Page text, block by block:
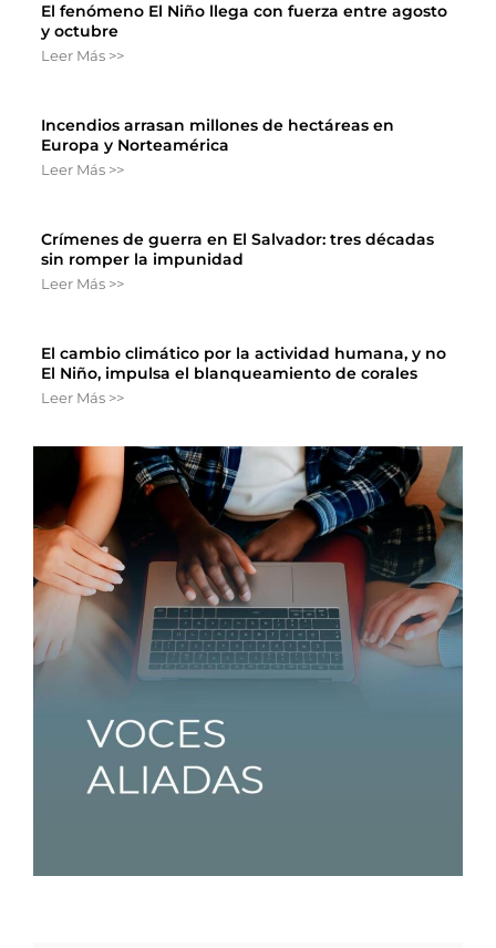
El fenómeno El Niño llega con fuerza entre agosto
y octubre
Leer Más >>
Incendios arrasan millones de hectáreas en
Europa y Norteamérica
Leer Más >>
Crímenes de guerra en El Salvador: tres décadas
sin romper la impunidad
Leer Más >>
El cambio climático por la actividad humana, y no
El Niño, impulsa el blanqueamiento de corales
Leer Más >>